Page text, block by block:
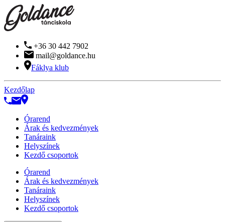
+36 30 442 7902
mail@goldance.hu
Fáklya klub
Kezdőlap
Órarend
Árak és kedvezmények
Tanáraink
Helyszínek
Kezdő csoportok
Órarend
Árak és kedvezmények
Tanáraink
Helyszínek
Kezdő csoportok